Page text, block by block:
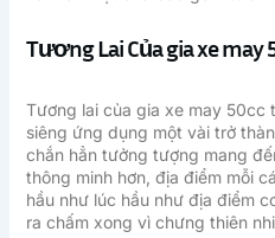
Tương Lai Của gia xe may
Tương lai của gia xe may 50cc
siêng ứng dụng một vài trở
chắn hẳn tưởng tượng mang
thông minh hơn, địa điểm mỗi
hầu như lúc hầu như địa điểm
ra chấm xong vì chưng thiên